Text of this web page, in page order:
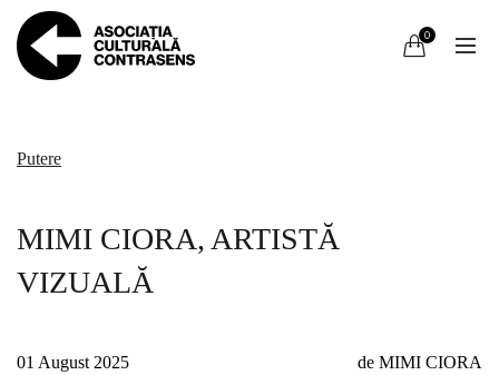
0
Putere
MIMI CIORA, ARTISTĂ
VIZUALĂ
01 August 2025 de MIMI CIORA